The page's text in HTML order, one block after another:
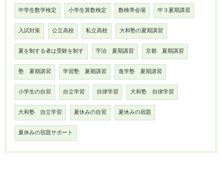
中学生数学検定 小学生算数検定 数検準会場 中３夏期講習
入試対策 公立高校 私立高校 大和塾の夏期講習
夏を制する者は受験を制す 宇治 夏期講習 京都 夏期講習
塾 夏期講習 学習塾 夏期講習 進学塾 夏期講習
小学生の自習 自立学習 自律学習 大和塾 自律学習
大和塾 自立学習 夏休みの自習 夏休みの宿題
夏休みの宿題サポート